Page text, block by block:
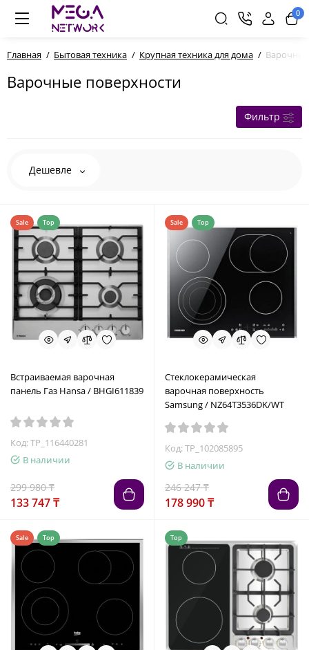
0
Главная Бытовая техника Крупная техника для дома
Варочные поверхности
Фильтр
Дешевле
Sale Top
Встраиваемая варочная
панель Газ Hansa / BHGI611839
Код: TP_116440281
В наличии
299 980 ₸
133 747 ₸
Sale Top
Стеклокерамическая
варочная поверхность
Samsung / NZ64T3536DK/WT
Код: TP_102085895
В наличии
246 247 ₸
178 990 ₸
Sale Top Top